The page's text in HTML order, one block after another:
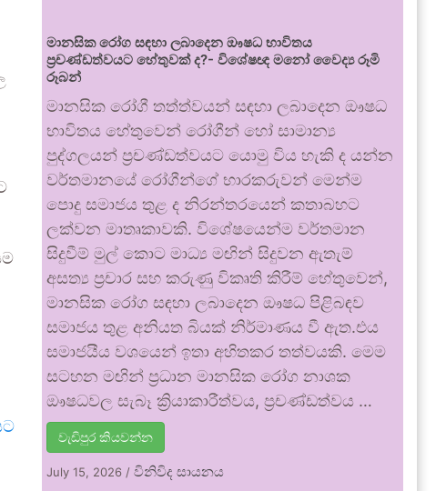
මානසික රෝග සඳහා ලබාදෙන ඖෂධ භාවිතය
ප්‍රචණ්ඩත්වයට හේතුවක් ද?- විශේෂඥ මනෝ වෛද්‍ය රූමි
රූබන්
මානසික රෝගී තත්ත්වයන් සඳහා ලබාදෙන ඖෂධ
භාවිතය හේතුවෙන් රෝගීන් හෝ සාමාන්‍ය
පුද්ගලයන් ප්‍රචණ්ඩත්වයට යොමු විය හැකි ද යන්න
වර්තමානයේ රෝගීන්ගේ භාරකරුවන් මෙන්ම
පොදු සමාජය තුළ ද නිරන්තරයෙන් කතාබහට
ලක්වන මාතෘකාවකි. විශේෂයෙන්ම වර්තමාන
සිදුවීම් මුල් කොට මාධ්‍ය මඟින් සිදුවන ඇතැම්
අසත්‍ය ප්‍රචාර සහ කරුණු විකෘති කිරීම් හේතුවෙන්,
මානසික රෝග සඳහා ලබාදෙන ඖෂධ පිළිබඳව
සමාජය තුළ අනියත බියක් නිර්මාණය වී ඇත.එය
සමාජයීය වශයෙන් ඉතා අහිතකර තත්වයකි. මෙම
සටහන මඟින් ප්‍රධාන මානසික රෝග නාශක
ඖෂධවල සැබෑ ක්‍රියාකාරීත්වය, ප්‍රචණ්ඩත්වය …
වැඩිපුර කියවන්න
July 15, 2026 /විනිවිද සායනය